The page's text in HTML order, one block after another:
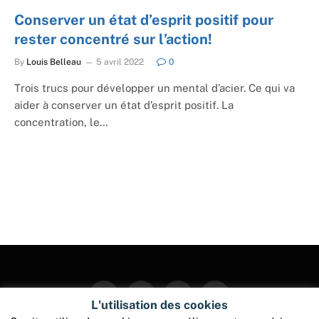
Conserver un état d’esprit positif pour
rester concentré sur l’action!
By Louis Belleau 5 avril 2022 0
Trois trucs pour développer un mental d’acier. Ce qui va
aider à conserver un état d’esprit positif. La
concentration, le…
FacebookTwitter InstagramPinterest
L'utilisation des cookies